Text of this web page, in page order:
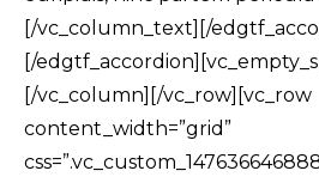
[/vc_column_text][/
[/
[/vc_column][/vc_row][vc_row
content_width=”grid”